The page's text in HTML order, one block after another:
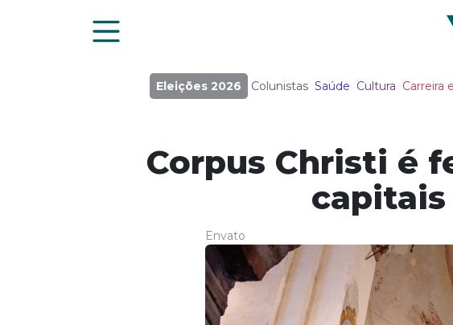
Eleições 2026 Colunistas Saúde Cultura Carreira
Corpus Christi é
Envato